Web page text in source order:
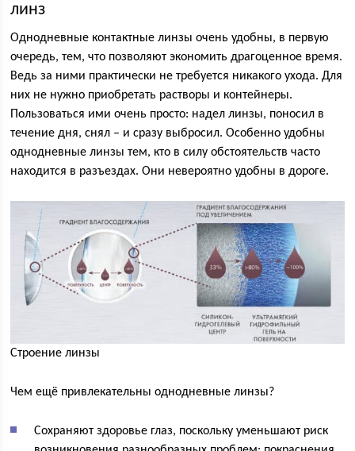
линз
Однодневные контактные линзы очень удобны, в первую
очередь, тем, что позволяют экономить драгоценное время.
Ведь за ними практически не требуется никакого ухода. Для
них не нужно приобретать растворы и контейнеры.
Пользоваться ими очень просто: надел линзы, поносил в
течение дня, снял – и сразу выбросил. Особенно удобны
однодневные линзы тем, кто в силу обстоятельств часто
находится в разъездах. Они невероятно удобны в дороге.
Строение линзы
Чем ещё привлекательны однодневные линзы?
Сохраняют здоровье глаз, поскольку уменьшают риск